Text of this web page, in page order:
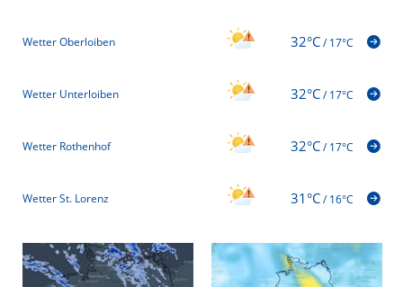
Wetter Oberloiben 32°C/17°C
Wetter Unterloiben 32°C/17°C
Wetter Rothenhof 32°C/17°C
Wetter St. Lorenz 31°C/16°C